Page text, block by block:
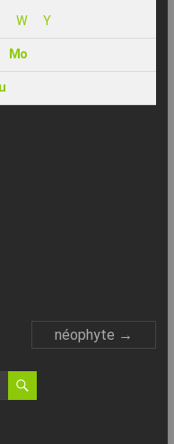
W Y
Mo
néophyte →